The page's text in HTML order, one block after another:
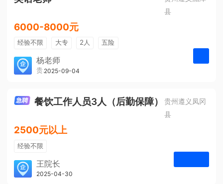
县
6000-8000元
经验不限 大专 2人
五险
带薪年假
年终奖
免费培训
包住宿
杨老师
贵州大美前程文化发展有限公司
2025-09-04
餐饮工作人员3人（后勤保障）
贵州遵义凤冈
县
2500元以上
经验不限
学历不限
3人
王院长
凤冈安宁医院
2025-04-30